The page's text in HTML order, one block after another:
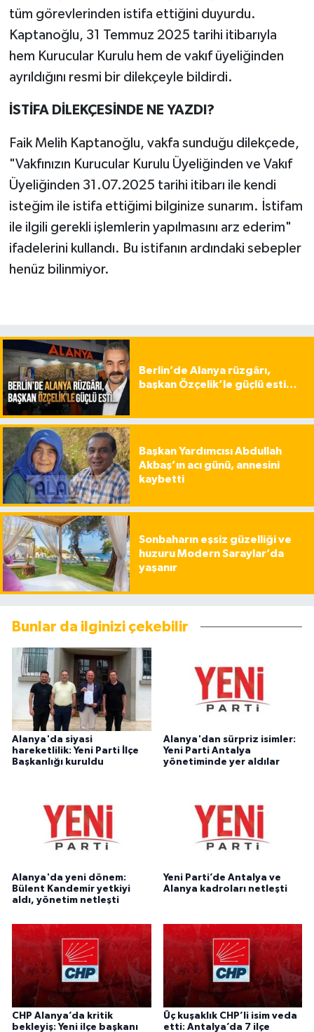
tüm görevlerinden istifa ettiğini duyurdu.
Kaptanoğlu, 31 Temmuz 2025 tarihi itibarıyla
hem Kurucular Kurulu hem de vakıf üyeliğinden
ayrıldığını resmi bir dilekçeyle bildirdi.
İSTİFA DİLEKÇESİNDE NE YAZDI?
Faik Melih Kaptanoğlu, vakfa sunduğu dilekçede,
"Vakfınızın Kurucular Kurulu Üyeliğinden ve Vakıf
Üyeliğinden 31.07.2025 tarihi itibarı ile kendi
isteğim ile istifa ettiğimi bilginize sunarım. İstifam
ile ilgili gerekli işlemlerin yapılmasını arz ederim"
ifadelerini kullandı. Bu istifanın ardındaki sebepler
henüz bilinmiyor.
Berlin’de Alanya rüzgârı,
başkan Özçelik’le güçlü esti…
Başkan Yardımcısı Abdullah
Akbaş’ın acı günü, annesini
kaybetti
Sonbaharın eşsiz güzelliği ve
huzuru Modern Saraylar’da
yaşanır
Bunlar da ilginizi çekebilir
Alanya'da siyasi
hareketlilik: Yeni Parti İlçe
Başkanlığı kuruldu
Alanya'dan sürpriz isimler:
Yeni Parti Antalya
yönetiminde yer aldılar
Alanya'da yeni dönem:
Bülent Kandemir yetkiyi
aldı, yönetim netleşti
Yeni Parti’de Antalya ve
Alanya kadroları netleşti
CHP Alanya’da kritik
bekleyiş: Yeni ilçe başkanı
Üç kuşaklık CHP’li isim veda
etti: Antalya’da 7 ilçe